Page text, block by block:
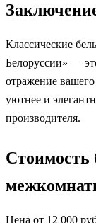
Классические
Белоруссии» —
отражение
уютнее и
производителя.
Стоимость
Цена от 12 000